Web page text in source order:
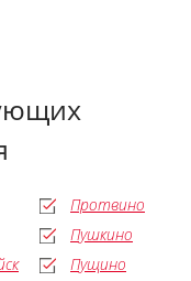
Протвино
Пушкино
Пущино